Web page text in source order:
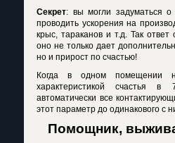
Секрет: вы могли задуматься
проводить ускорения на
крыс, тараканов и т.д. Так
оно не только дает
но и прирост по счастью!
Когда в одном помещении
характеристикой счастья
автоматически все
этот параметр до одинакового с
Помощник,